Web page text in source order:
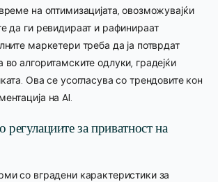
на оптимизацијата, овозможувајќи
да ги ревидираат и рафинираат
маркетери треба да ја потврдат
во алгоритамските одлуки, градејќи
Ова се усогласува со трендовите кон
на AI.
регулациите за приватност на
со вградени карактеристики за